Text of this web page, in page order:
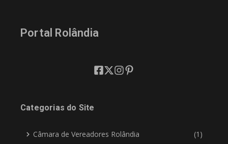
Portal Rolândia
Categorias do Site
Câmara de Vereadores Rolândia (1)